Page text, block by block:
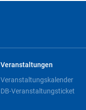
Veranstaltungen
Veranstaltungskalender
DB-Veranstaltungsticket